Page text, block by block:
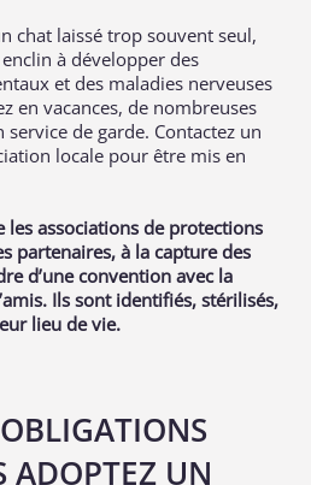
chat laissé trop souvent seul,
à développer des
et des maladies nerveuses
en vacances, de nombreuses
de garde. Contactez un
locale pour être mis en
les associations de protections
partenaires, à la capture des
d’une convention avec la
Ils sont identifiés, stérilisés,
lieu de vie.
ADOPTEZ UN